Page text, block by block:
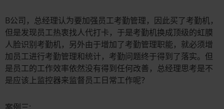
B公司，总经理认为要加强员工考勤管理，因此买了考勤机，
但是发现员工热衷找人代打卡，于是考勤机换成顶级的虹膜
人脸识别考勤机，另外由于增加了考勤管理职能，就必须增
加员工进行考勤管理和统计，考勤问题终于得到了落实。但
是员工的工作效率依然没有得到任何改善，总经理思考是不
是应该上监控器来监督员工日常工作呢？